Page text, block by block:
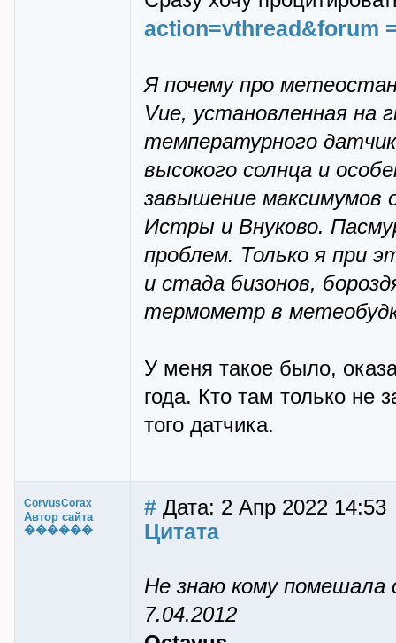
action=vthread&forum
Я почему про
Vue, установленная на
температурного
высокого солнца и
завышение максимумов
Истры и Внуково.
проблем. Только я при
и стада бизонов,
термометр в
У меня такое было,
года. Кто там только не
того датчика.
CorvusCorax
Автор сайта
������
# Дата: 2 Апр 2022 14:53
Цитата
Не знаю кому
7.04.2012